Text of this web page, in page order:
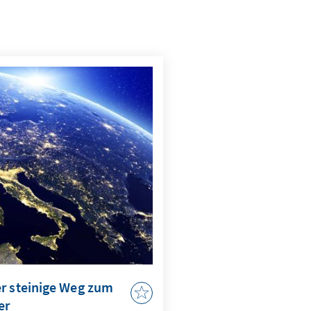
steinige Weg zum